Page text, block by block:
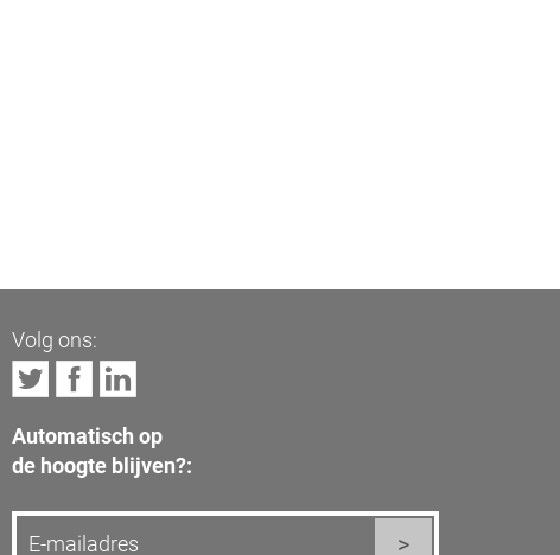
Volg ons:
Automatisch op
de hoogte blijven?: